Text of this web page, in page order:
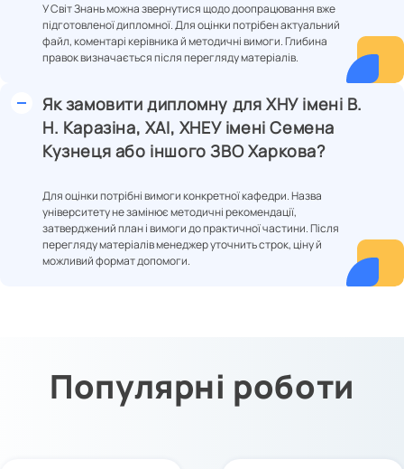
У Світ Знань можна звернутися щодо доопрацювання вже
підготовленої дипломної. Для оцінки потрібен актуальний
файл, коментарі керівника й методичні вимоги. Глибина
правок визначається після перегляду матеріалів.
Як замовити дипломну для ХНУ імені В.
Н. Каразіна, ХАІ, ХНЕУ імені Семена
Кузнеця або іншого ЗВО Харкова?
Для оцінки потрібні вимоги конкретної кафедри. Назва
університету не замінює методичні рекомендації,
затверджений план і вимоги до практичної частини. Після
перегляду матеріалів менеджер уточнить строк, ціну й
можливий формат допомоги.
Популярні роботи